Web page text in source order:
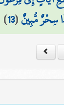
سِحْرٌ مُّبِينٌ(
13
)